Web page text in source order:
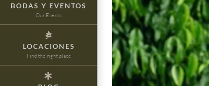
BODAS Y EVENTOS
Our Events
LOCACIONES
Find the right place